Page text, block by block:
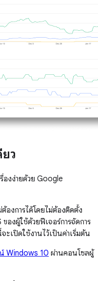
ว
องง่ายด้วย Google
งการได้โดยไม่ต้องติดตั้ง
งผู้ใช้ด้วยฟีเจอร์การจัดการ
เปิดใช้งานไว้เป็นค่าเริ่มต้น
Windows 10 ผ่านคอนโซลผู้